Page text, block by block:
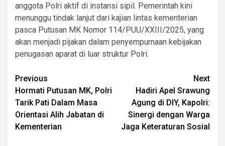
anggota Polri aktif di instansi sipil. Pemerintah kini
menunggu tindak lanjut dari kajian lintas kementerian
pasca Putusan MK Nomor 114/PUU/XXIII/2025, yang
akan menjadi pijakan dalam penyempurnaan kebijakan
penugasan aparat di luar struktur Polri.
Post
navigation
Previous
Hormati Putusan MK, Polri
Tarik Pati Dalam Masa
Orientasi Alih Jabatan di
Kementerian
Next
Hadiri Apel Srawung
Agung di DIY, Kapolri:
Sinergi dengan Warga
Jaga Keteraturan Sosial